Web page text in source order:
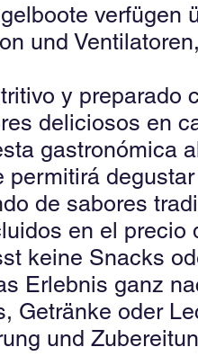
verfügen
und
y preparado
deliciosos en
gastronómica
de sabores
en el precio
keine Snacks
Erlebnis ganz
Getränke oder
und